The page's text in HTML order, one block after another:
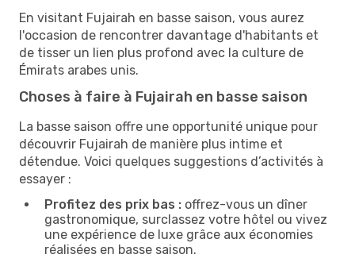
En visitant Fujairah en basse saison, vous aurez
l'occasion de rencontrer davantage d'habitants et
de tisser un lien plus profond avec la culture de
Émirats arabes unis.
Choses à faire à Fujairah en basse saison
La basse saison offre une opportunité unique pour
découvrir Fujairah de manière plus intime et
détendue. Voici quelques suggestions d’activités à
essayer :
Profitez des prix bas : offrez-vous un dîner
gastronomique, surclassez votre hôtel ou vivez
une expérience de luxe grâce aux économies
réalisées en basse saison.